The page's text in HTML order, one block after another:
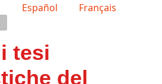
Español
Français
tesi
del